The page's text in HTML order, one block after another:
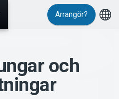
Arrangör?
och